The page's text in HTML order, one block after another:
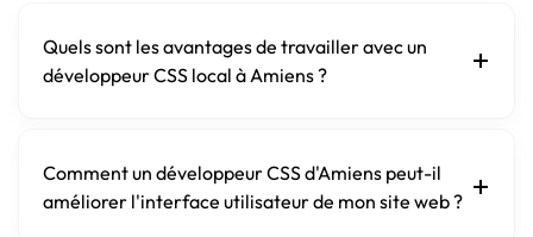
Quels sont les avantages de travailler avec un
développeur CSS local à Amiens ?
Comment un développeur CSS d'Amiens peut-il
améliorer l'interface utilisateur de mon site web ?